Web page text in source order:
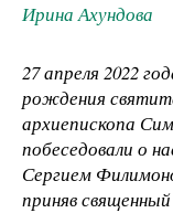
Ирина Ахундова
27 апреля 2022
рождения
архиепископа
побеседовали о
Сергием
приняв